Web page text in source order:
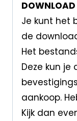
DOWNLOAD
Je kunt het
de
Het
Deze kun je
aankoop.
Kijk dan